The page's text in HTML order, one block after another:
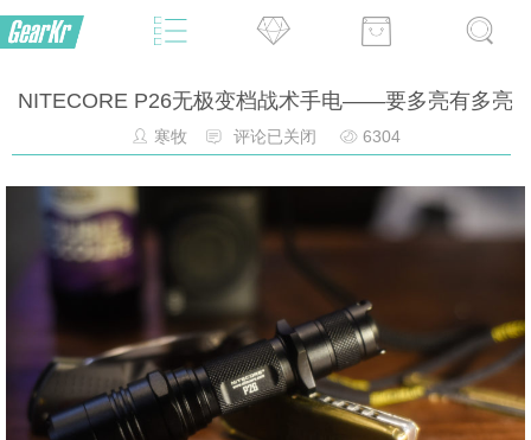
NITECORE P26无极变档战术手电——要多亮有多亮
寒牧 评论已关闭 6304